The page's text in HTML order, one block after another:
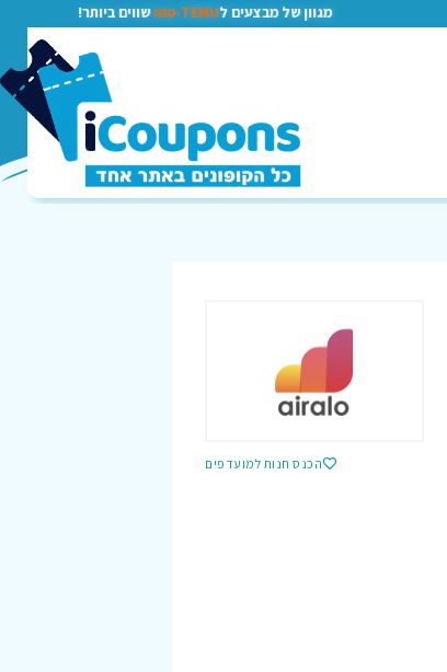
מגוון של מבצעים לTEMU-טמו שווים ביותר!
הכנס חנות למועדפים